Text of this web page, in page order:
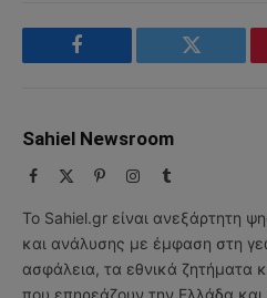
Facebook Twitter
Sahiel Newsroom
Facebook PinterestInstagram
Tumblr
Το Sahiel.gr είναι ανεξάρτητη
και ανάλυσης με έμφαση στη
ασφάλεια, τα εθνικά ζητήματα